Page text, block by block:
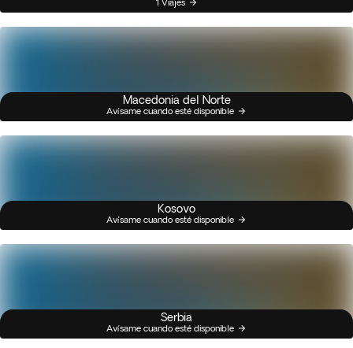
Macedonia del Norte
Avísame cuando esté disponible
Kosovo
Avísame cuando esté disponible
Serbia
Avísame cuando esté disponible